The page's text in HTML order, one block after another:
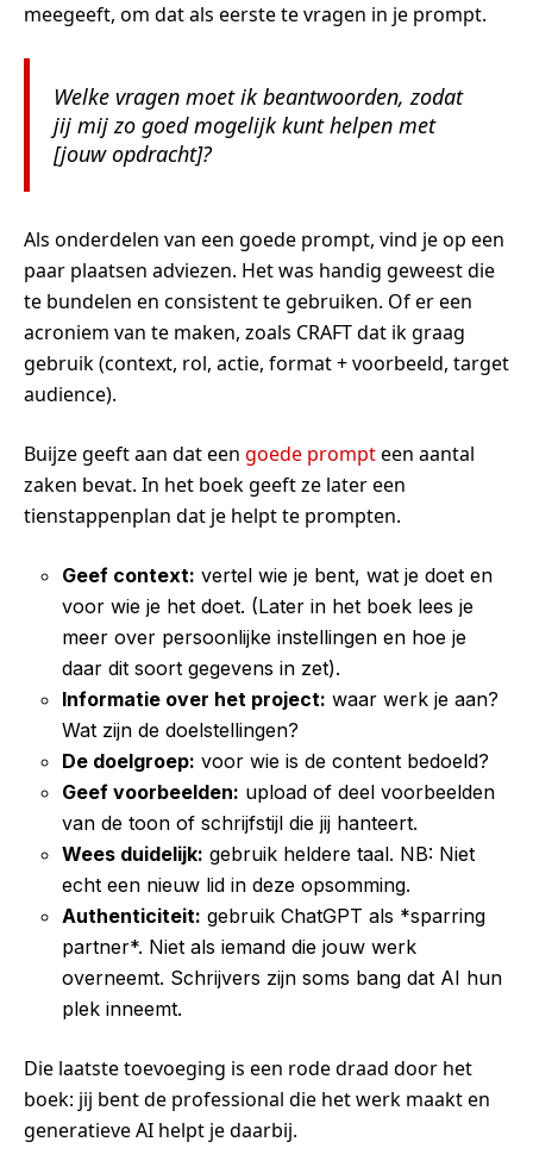
meegeeft, om dat als eerste te vragen in je prompt.
Welke vragen moet ik beantwoorden, zodat
jij mij zo goed mogelijk kunt helpen met
[jouw opdracht]?
Als onderdelen van een goede prompt, vind je op een
paar plaatsen adviezen. Het was handig geweest die
te bundelen en consistent te gebruiken. Of er een
acroniem van te maken, zoals CRAFT dat ik graag
gebruik (context, rol, actie, format + voorbeeld, target
audience).
Buijze geeft aan dat een goede prompteen aantal
zaken bevat. In het boek geeft ze later een
tienstappenplan dat je helpt te prompten.
Geef context: vertel wie je bent, wat je doet en
voor wie je het doet. (Later in het boek lees je
meer over persoonlijke instellingen en hoe je
daar dit soort gegevens in zet).
Informatie over het project: waar werk je aan?
Wat zijn de doelstellingen?
De doelgroep: voor wie is de content bedoeld?
Geef voorbeelden: upload of deel voorbeelden
van de toon of schrijfstijl die jij hanteert.
Wees duidelijk: gebruik heldere taal. NB: Niet
echt een nieuw lid in deze opsomming.
Authenticiteit: gebruik ChatGPT als *sparring
partner*. Niet als iemand die jouw werk
overneemt. Schrijvers zijn soms bang dat AI hun
plek inneemt.
Die laatste toevoeging is een rode draad door het
boek: jij bent de professional die het werk maakt en
generatieve AI helpt je daarbij.